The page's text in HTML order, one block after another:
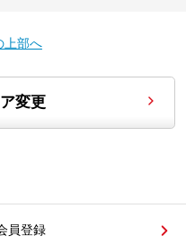
上部へ
変更
員登録